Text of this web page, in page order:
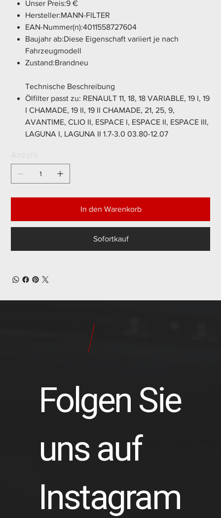
Unser Preis:9 €
Hersteller:MANN-FILTER
EAN-Nummer(n):4011558727604
Baujahr ab:Diese Eigenschaft variiert je nach
Fahrzeugmodell
Zustand:Brandneu
Technische Beschreibung
Ölfilter passt zu: RENAULT 11, 18, 18 VARIABLE, 19 I, 19
I CHAMADE, 19 II, 19 II CHAMADE, 21, 25, 9,
AVANTIME, CLIO II, ESPACE I, ESPACE II, ESPACE III,
LAGUNA I, LAGUNA II 1.7-3.0 03.80-12.07
In den Warenkorb
Sofortkauf
Folgen Sie
uns auf
Instagram